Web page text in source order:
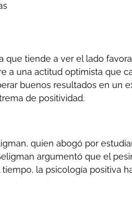
tiende a ver el lado
a una actitud optimista que
buenos resultados en un
de positividad.
quien abogó por
argumentó que el
la psicología positiva